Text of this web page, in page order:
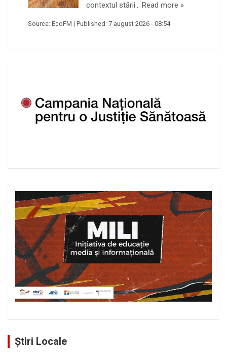
contextul stării… Read more »
Source: EcoFM | Published: 7 august 2026 - 08:54
Știri Locale